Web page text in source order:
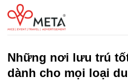
Chuyển
đến
nội
Những nơi lưu trú
dành cho mọi loại